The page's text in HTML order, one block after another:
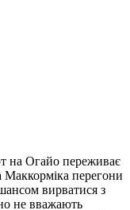
на Огайо переживає
Маккорміка перегони
вирватися з
не вважають